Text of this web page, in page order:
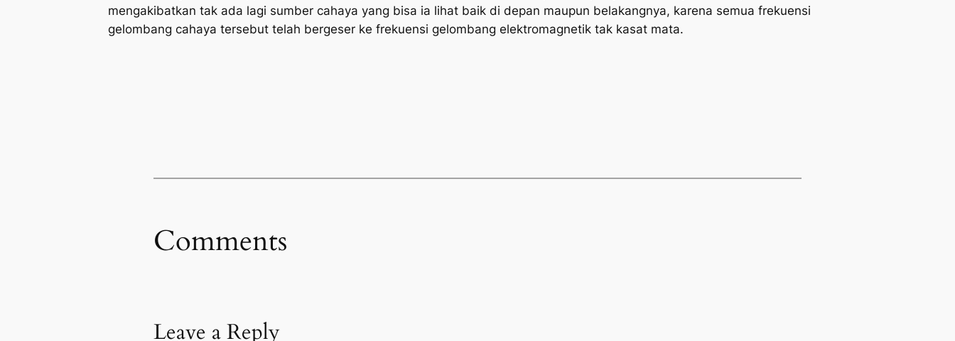
mengakibatkan tak ada lagi sumber cahaya yang bisa ia lihat baik di depan maupun belakangnya, karena semua frekuensi
gelombang cahaya tersebut telah bergeser ke frekuensi gelombang elektromagnetik tak kasat mata.
Comments
Leave a Reply